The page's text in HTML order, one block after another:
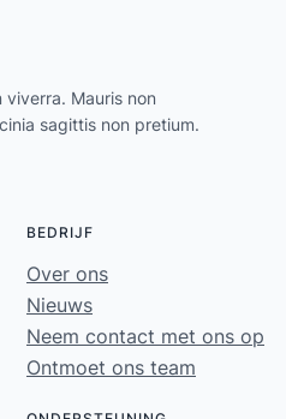
Mauris non
sagittis non pretium.
BEDRIJF
Over ons
Nieuws
Neem contact met ons op
Ontmoet ons team